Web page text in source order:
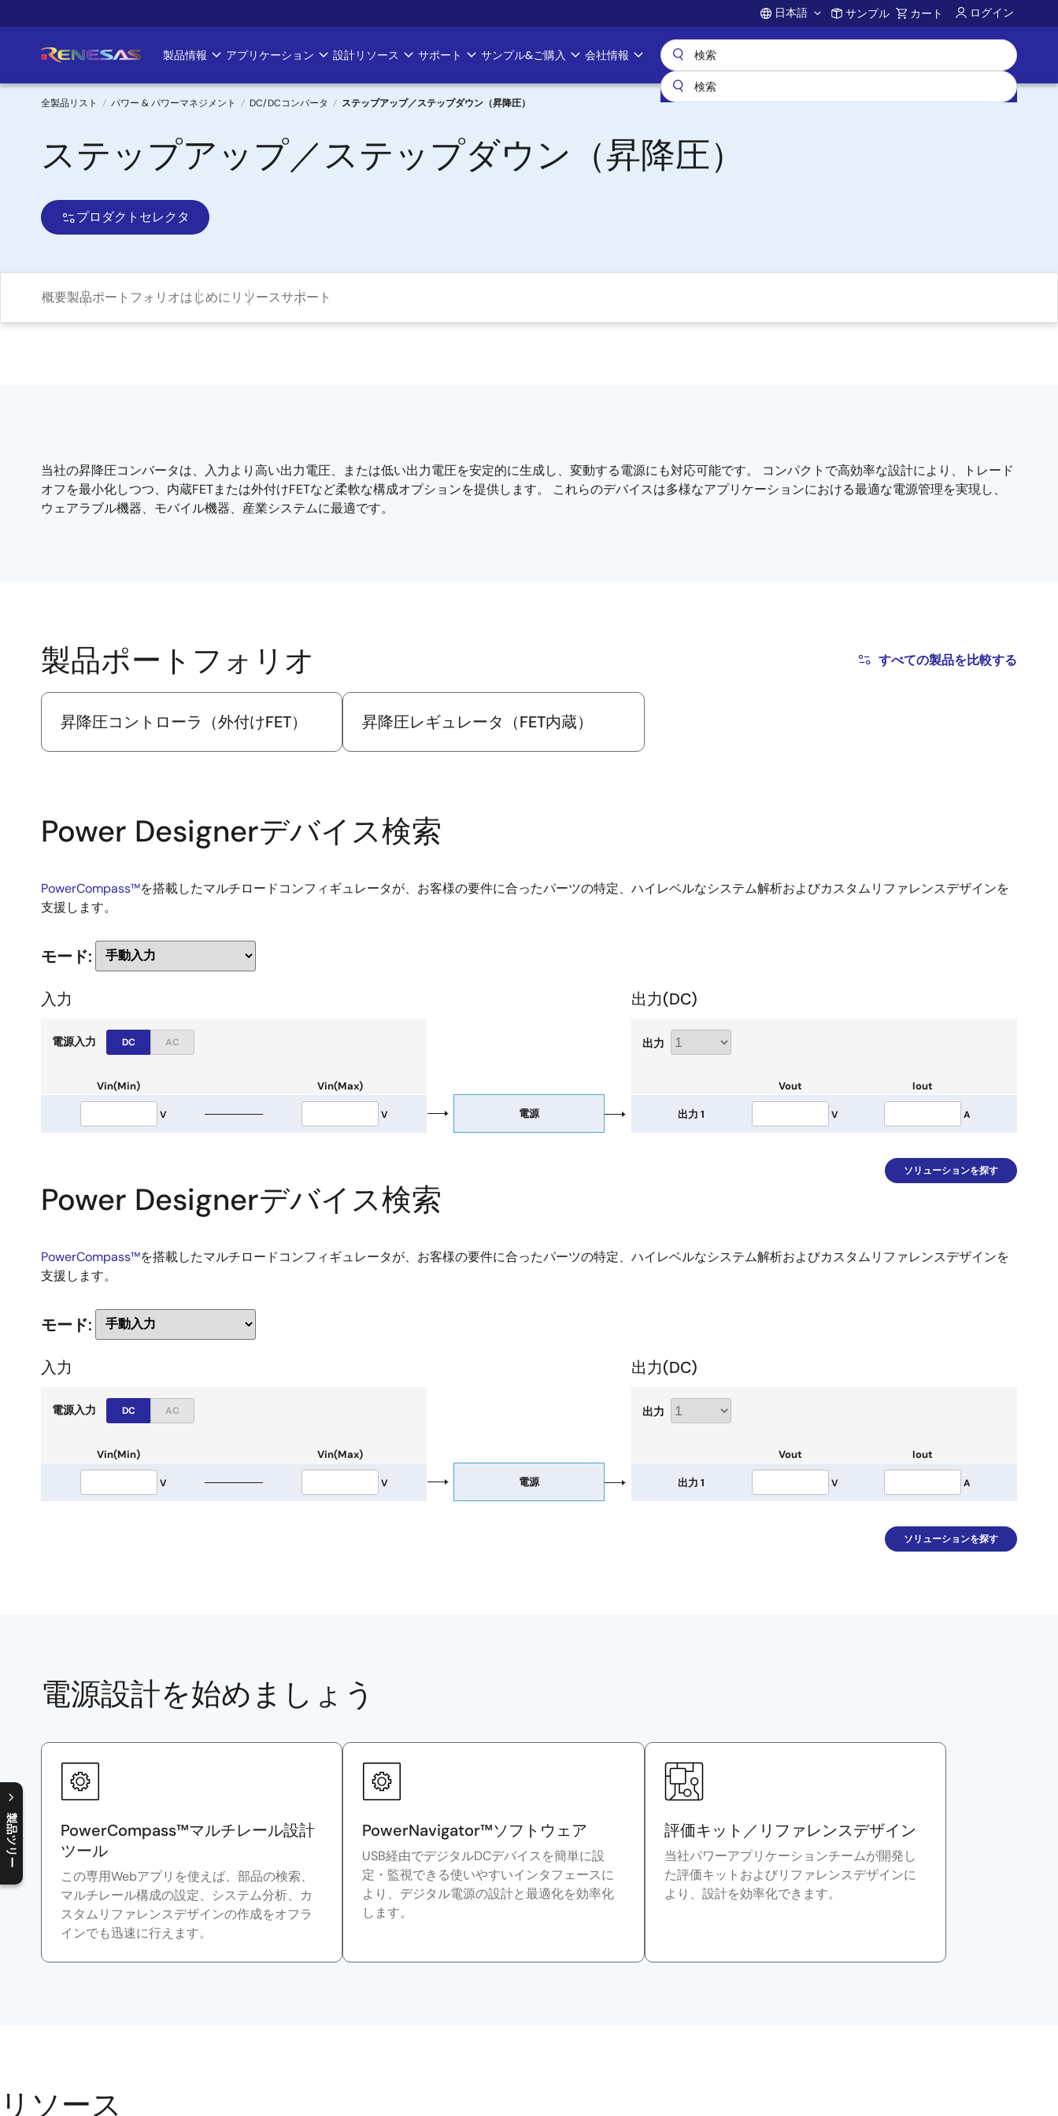
イ
ン
Account
日本語 サンプル カート ログイン
Main
navigation
製品情報 アプリケーション 設計リソース サポート サンプル&ご購入 会社情報
パ
ン
く
ず
全製品リスト パワー & パワーマネジメント DC/DCコンバータ ステップアップ／ステップダウン（昇降圧）
ステップアップ／ステップダウン（昇降圧）
プロダクトセレクタ
概要製品ポートフォリオはじめにリソースサポート
製品ツリー
C
l
o
s
e
p
r
o
d
u
c
t
t
r
e
e
m
e
n
O
p
e
n
p
r
o
d
u
c
t
t
r
e
e
m
e
n
当社の昇降圧コンバータは、入力より高い出力電圧、または低い出力電圧を安定的に生成し、変動する電源にも対応可能です。 コンパクトで高効率な設計により、トレード
オフを最小化しつつ、内蔵FETまたは外付けFETなど柔軟な構成オプションを提供します。 これらのデバイスは多様なアプリケーションにおける最適な電源管理を実現し、
ウェアラブル機器、モバイル機器、産業システムに最適です。
すべての製品を比較する
製品ポートフォリオ
昇降圧コントローラ（外付けFET） 昇降圧レギュレータ（FET内蔵）
Power Designerデバイス検索
PowerCompass™を搭載したマルチロードコンフィギュレータが、お客様の要件に合ったパーツの特定、ハイレベルなシステム解析およびカスタムリファレンスデザインを
支援します。
モード:
入力
電源入力 DC AC
Vin(Min)
V
Vin(Max)
V 電源
出力(DC)
出力
出力 1
Vout
V
Iout
A
ソリューションを探す
Power Designerデバイス検索
PowerCompass™を搭載したマルチロードコンフィギュレータが、お客様の要件に合ったパーツの特定、ハイレベルなシステム解析およびカスタムリファレンスデザインを
支援します。
モード:
入力
電源入力 DC AC
Vin(Min)
V
Vin(Max)
V 電源
出力(DC)
出力
出力 1
Vout
V
Iout
A
ソリューションを探す
電源設計を始めましょう
PowerCompass™マルチレール設計
ツール
この専用Webアプリを使えば、部品の検索、
マルチレール構成の設定、システム分析、カ
スタムリファレンスデザインの作成をオフラ
インでも迅速に行えます。
PowerNavigator™ソフトウェア
USB経由でデジタルDCデバイスを簡単に設
定・監視できる使いやすいインタフェースに
より、デジタル電源の設計と最適化を効率化
します。
評価キット／リファレンスデザイン
当社パワーアプリケーションチームが開発し
た評価キットおよびリファレンスデザインに
より、設計を効率化できます。
リソース